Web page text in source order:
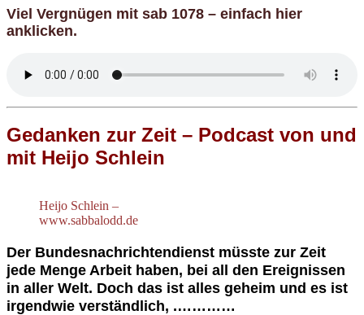
Viel Vergnügen mit sab 1078 – einfach hier
anklicken.
Gedanken zur Zeit – Podcast von und
mit Heijo Schlein
Heijo Schlein –
www.sabbalodd.de
Der Bundesnachrichtendienst müsste zur Zeit
jede Menge Arbeit haben, bei all den Ereignissen
in aller Welt. Doch das ist alles geheim und es ist
irgendwie verständlich, .…………